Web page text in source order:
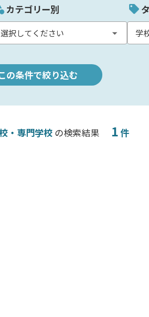
カテゴリー別
の条件で絞り込む
・専門学校の検索結果 1件